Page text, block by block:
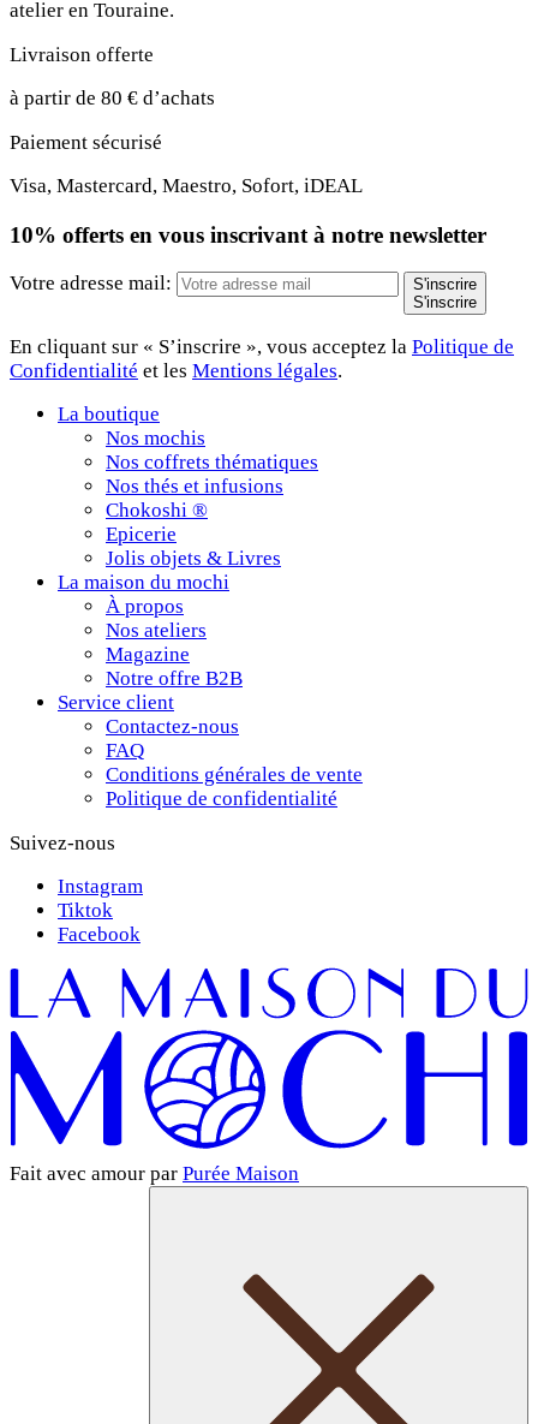
atelier en Touraine.
Livraison offerte
à partir de 80 € d’achats
Paiement sécurisé
Visa, Mastercard, Maestro, Sofort, iDEAL
10% offerts en vous inscrivant à notre newsletter
Votre adresse mail:
S'inscrire
S'inscrire
En cliquant sur « S’inscrire », vous acceptez la Politique de
Confidentialité et les Mentions légales.
La boutique
Nos mochis
Nos coffrets thématiques
Nos thés et infusions
Chokoshi ®
Epicerie
Jolis objets & Livres
La maison du mochi
À propos
Nos ateliers
Magazine
Notre offre B2B
Service client
Contactez-nous
FAQ
Conditions générales de vente
Politique de confidentialité
Suivez-nous
Instagram
Tiktok
Facebook
Fait avec amour par Purée Maison